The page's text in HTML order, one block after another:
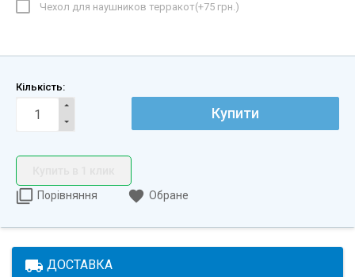
Чехол для наушников терракот(+75 грн.)
Кількість:
Купити
Порівняння
Обране
local_shipping ДОСТАВКА